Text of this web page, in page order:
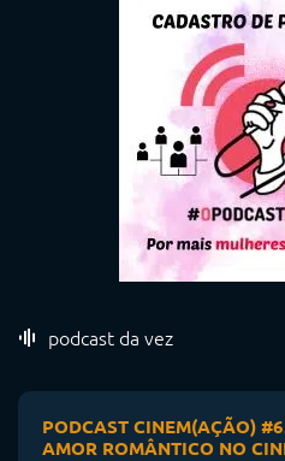
podcast da vez
PODCAST CINEM(AÇÃO)
AMOR ROMÂNTICO NO